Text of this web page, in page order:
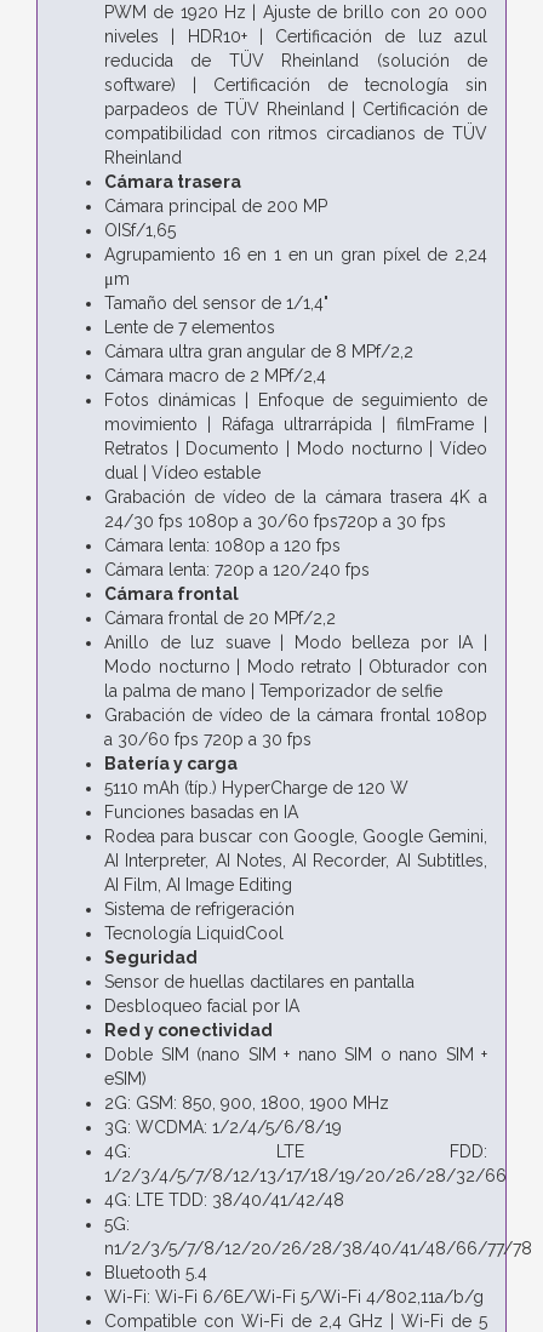
PWM de 1920 Hz | Ajuste de brillo con 20 000
niveles | HDR10+ | Certificación de luz azul
reducida de TÜV Rheinland (solución de
software) | Certificación de tecnología sin
parpadeos de TÜV Rheinland | Certificación de
compatibilidad con ritmos circadianos de TÜV
Rheinland
Cámara trasera
Cámara principal de 200 MP
OISf/1,65
Agrupamiento 16 en 1 en un gran píxel de 2,24
μm
Tamaño del sensor de 1/1,4"
Lente de 7 elementos
Cámara ultra gran angular de 8 MPf/2,2
Cámara macro de 2 MPf/2,4
Fotos dinámicas | Enfoque de seguimiento de
movimiento | Ráfaga ultrarrápida | filmFrame |
Retratos | Documento | Modo nocturno | Vídeo
dual | Vídeo estable
Grabación de vídeo de la cámara trasera 4K a
24/30 fps 1080p a 30/60 fps720p a 30 fps
Cámara lenta: 1080p a 120 fps
Cámara lenta: 720p a 120/240 fps
Cámara frontal
Cámara frontal de 20 MPf/2,2
Anillo de luz suave | Modo belleza por IA |
Modo nocturno | Modo retrato | Obturador con
la palma de mano | Temporizador de selfie
Grabación de vídeo de la cámara frontal 1080p
a 30/60 fps 720p a 30 fps
Batería y carga
5110 mAh (típ.) HyperCharge de 120 W
Funciones basadas en IA
Rodea para buscar con Google, Google Gemini,
AI Interpreter, AI Notes, AI Recorder, AI Subtitles,
AI Film, AI Image Editing
Sistema de refrigeración
Tecnología LiquidCool
Seguridad
Sensor de huellas dactilares en pantalla
Desbloqueo facial por IA
Red y conectividad
Doble SIM (nano SIM + nano SIM o nano SIM +
eSIM)
2G: GSM: 850, 900, 1800, 1900 MHz
3G: WCDMA: 1/2/4/5/6/8/19
4G: LTE FDD:
1/2/3/4/5/7/8/12/13/17/18/19/20/26/28/32/66
4G: LTE TDD: 38/40/41/42/48
5G:
n1/2/3/5/7/8/12/20/26/28/38/40/41/48/66/77/78
Bluetooth 5.4
Wi-Fi: Wi-Fi 6/6E/Wi-Fi 5/Wi-Fi 4/802,11a/b/g
Compatible con Wi-Fi de 2,4 GHz | Wi-Fi de 5